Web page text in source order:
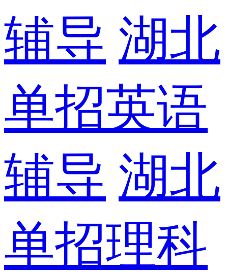
辅导 湖北
单招英语
辅导 湖北
单招理科